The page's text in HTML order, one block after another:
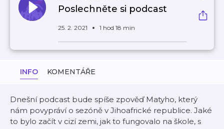
Poslechněte si podcast
25. 2. 2021 1 hod 18 min
INFO KOMENTÁŘE
Dnešní podcast bude spíše zpověď Matyho, který
nám povypráví o sezóně v Jihoafrické republice. Jaké
to bylo začít v cizí zemi, jak to fungovalo na škole, s